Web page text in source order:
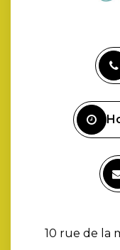
10 rue de la